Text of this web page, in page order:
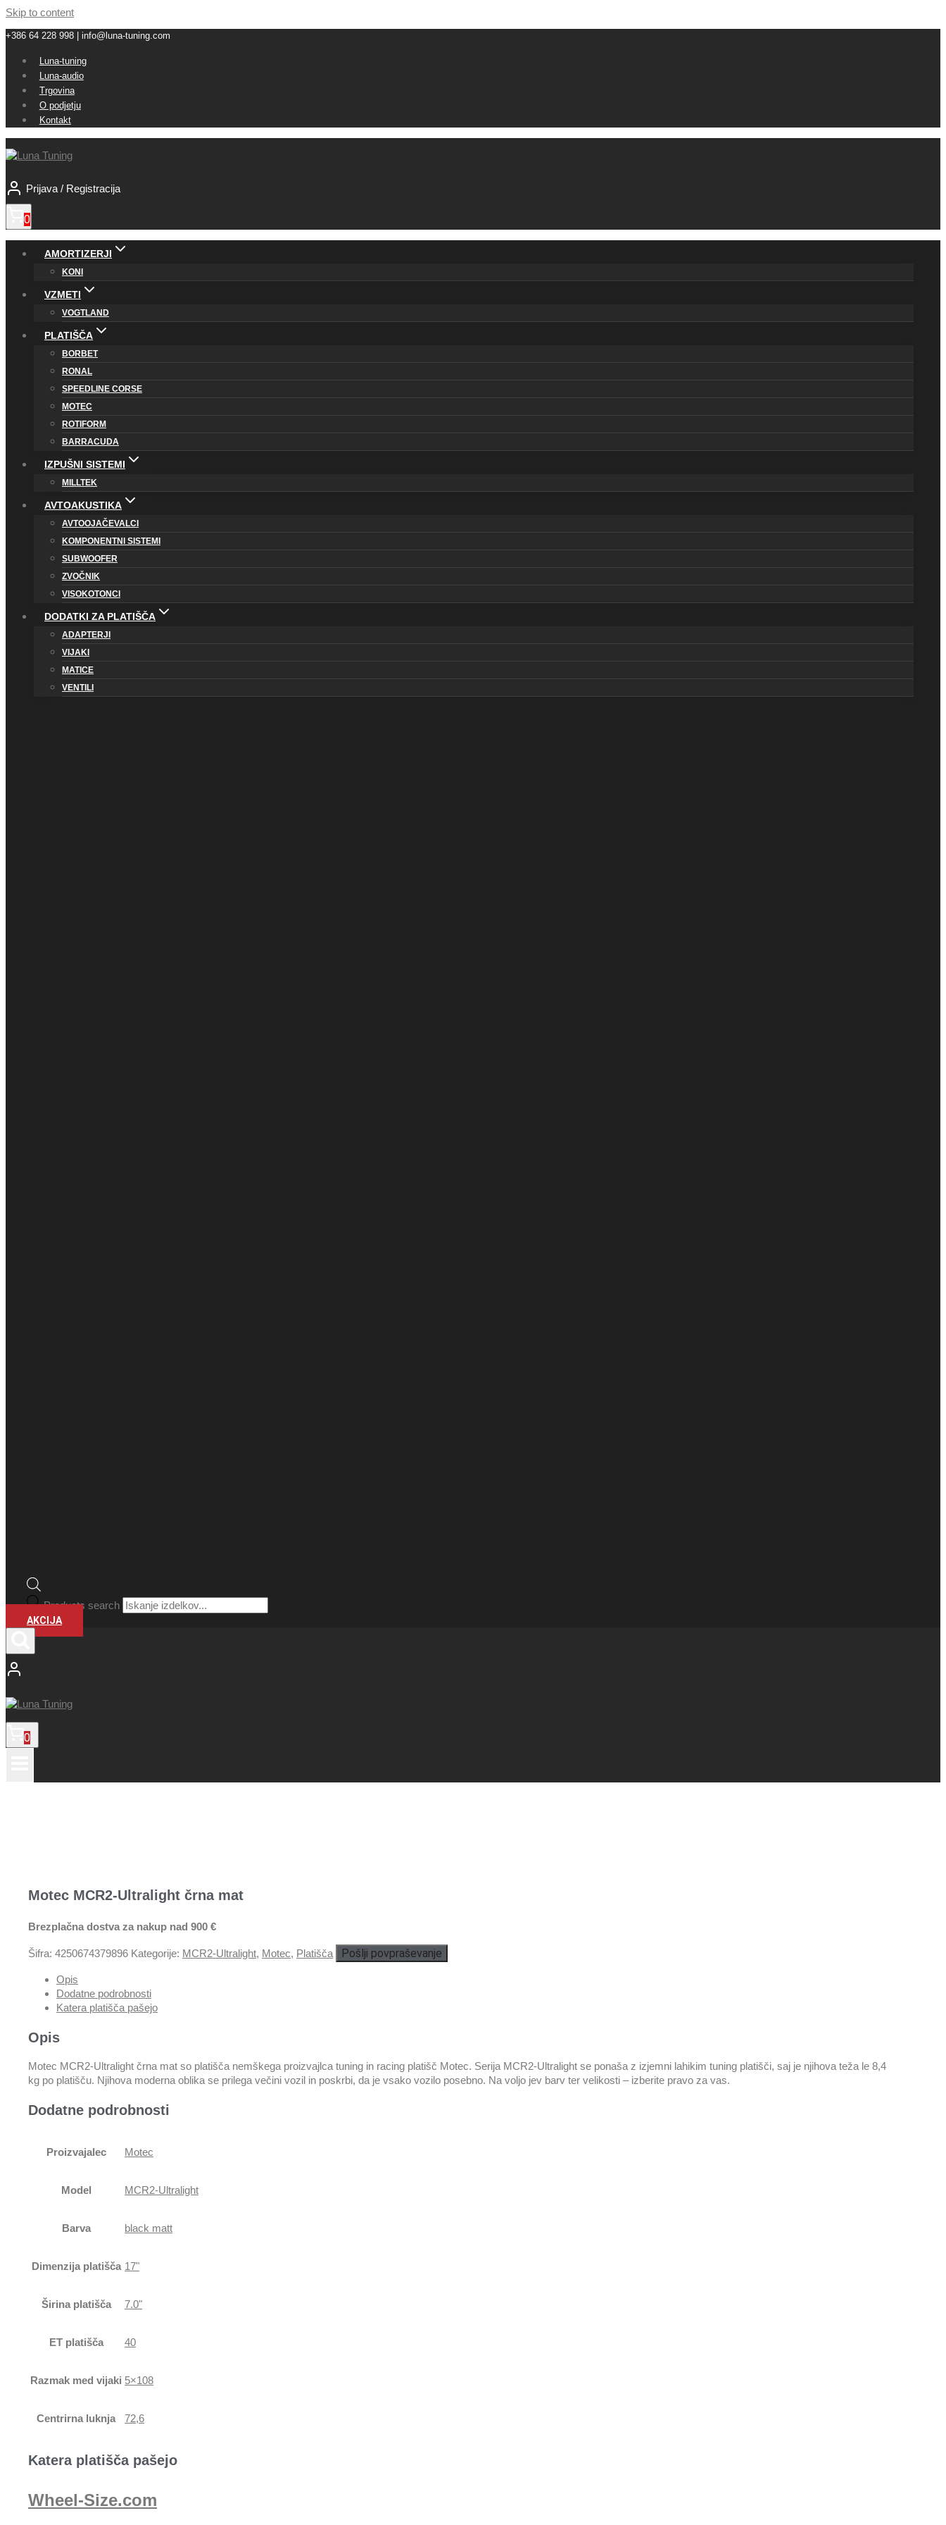
Skip to content
+386 64 228 998 | info@luna-tuning.com
Luna-tuning
Luna-audio
Trgovina
O podjetju
Kontakt
Prijava / Registracija
0
AMORTIZERJI
KONI
VZMETI
VOGTLAND
PLATIŠČA
BORBET
RONAL
SPEEDLINE CORSE
MOTEC
ROTIFORM
BARRACUDA
IZPUŠNI SISTEMI
MILLTEK
AVTOAKUSTIKA
AVTOOJAČEVALCI
KOMPONENTNI SISTEMI
SUBWOOFER
ZVOČNIK
VISOKOTONCI
DODATKI ZA PLATIŠČA
ADAPTERJI
VIJAKI
MATICE
VENTILI
Products search
AKCIJA
0
Motec MCR2-Ultralight črna mat
Brezplačna dostva za nakup nad 900 €
Šifra: 4250674379896 Kategorije: MCR2-Ultralight, Motec, Platišča Pošlji povpraševanje
Opis
Dodatne podrobnosti
Katera platišča pašejo
Opis
Motec MCR2-Ultralight črna mat so platišča nemškega proizvajlca tuning in racing platišč Motec. Serija MCR2-Ultralight se ponaša z izjemni lahikim tuning platišči, saj je njihova teža le 8,4
kg po platišču. Njihova moderna oblika se prilega večini vozil in poskrbi, da je vsako vozilo posebno. Na voljo jev barv ter velikosti – izberite pravo za vas.
Dodatne podrobnosti
Proizvajalec Motec
Model MCR2-Ultralight
Barva black matt
Dimenzija platišča 17"
Širina platišča 7.0"
ET platišča 40
Razmak med vijaki 5×108
Centrirna luknja 72,6
Katera platišča pašejo
Wheel-Size.com